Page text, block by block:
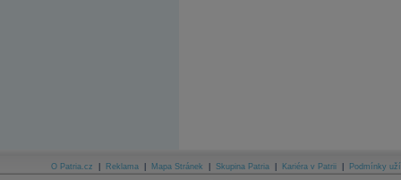
O Patria.cz Reklama Mapa Stránek Skupina Patria Kariéra v Patrii Podmínky